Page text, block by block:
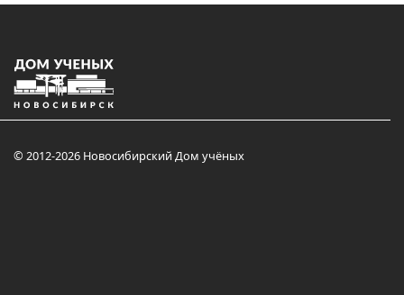
© 2012-2026 Новосибирский Дом учёных